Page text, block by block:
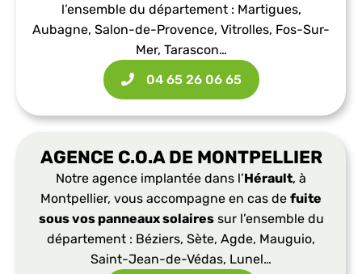
l’ensemble du département : Martigues,
Aubagne, Salon-de-Provence, Vitrolles, Fos-Sur-
Mer, Tarascon…
04 65 26 06 65​
AGENCE C.O.A DE MONTPELLIER
Notre agence implantée dans l’Hérault, à
Montpellier, vous accompagne en cas de fuite
sous vos panneaux solairessur l’ensemble du
département : Béziers, Sète, Agde, Mauguio,
Saint-Jean-de-Védas, Lunel…